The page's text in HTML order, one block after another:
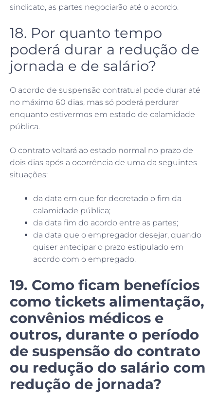
sindicato, as partes negociarão até o acordo.
18. Por quanto tempo
poderá durar a redução de
jornada e de salário?
O acordo de suspensão contratual pode durar até
no máximo 60 dias, mas só poderá perdurar
enquanto estivermos em estado de calamidade
pública.
O contrato voltará ao estado normal no prazo de
dois dias após a ocorrência de uma da seguintes
situações:
da data em que for decretado o fim da
calamidade pública;
da data fim do acordo entre as partes;
da data que o empregador desejar, quando
quiser antecipar o prazo estipulado em
acordo com o empregado.
19. Como ficam benefícios
como tickets alimentação,
convênios médicos e
outros, durante o período
de suspensão do contrato
ou redução do salário com
redução de jornada?